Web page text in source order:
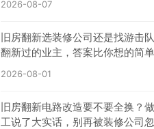
2026-08-07
旧房翻新选装修公司还是找游击
翻新过的业主，答案比你想的简
2026-08-01
旧房翻新电路改造要不要全换？
工说了大实话，别再被装修公司